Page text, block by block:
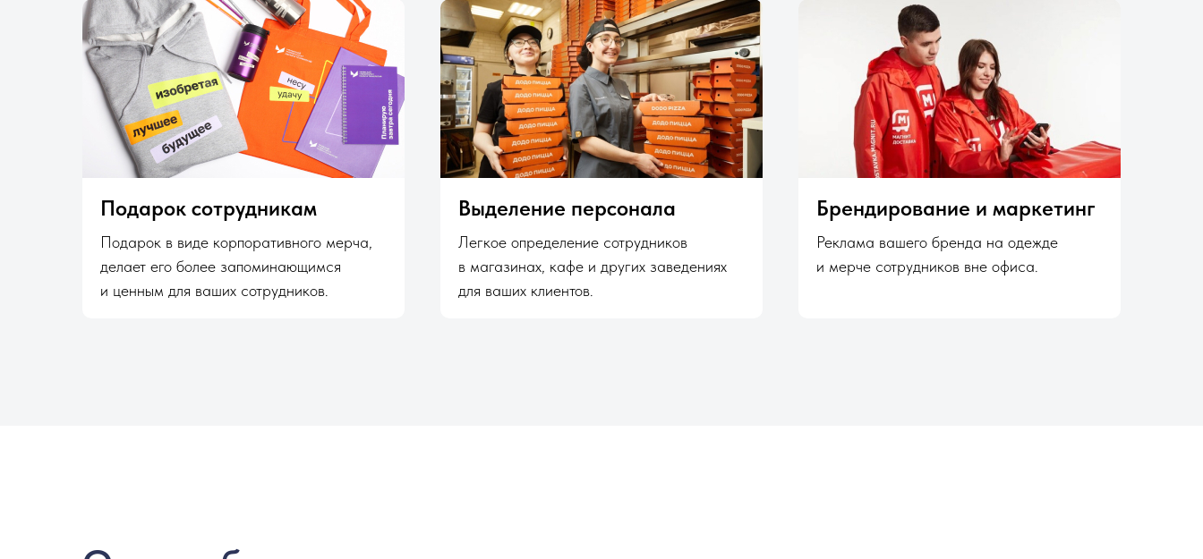
Подарок сотрудникам
Подарок в виде корпоративного мерча,
делает его более запоминающимся
и ценным для ваших сотрудников.
Выделение персонала
Легкое определение сотрудников
в магазинах, кафе и других заведениях
для ваших клиентов.
Брендирование и маркетинг
Реклама вашего бренда на одежде
и мерче сотрудников вне офиса.